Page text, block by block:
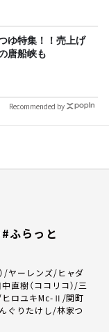
ゆ特集！！売上げ
唐船峡も
Recommended by
ふらっと
/ヤーレンズ/ヒャダ
直樹（ココリコ）/三
ロユキMc-Ⅱ/関町
ぐりたけし/林家つ